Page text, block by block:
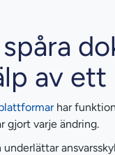
spåra
av ett
har
gjort varje ändring.